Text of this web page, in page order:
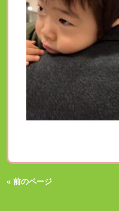
« 前のページ